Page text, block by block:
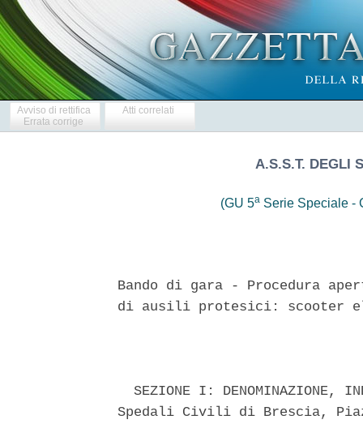
Avviso di rettifica
Errata corrige
Atti correlati
A.S.S.T. DEGLI
(GU 5a Serie Speciale -
Bando di gara - Procedura
di ausili protesici: scooter
SEZIONE I: DENOMINAZIONE,
Spedali Civili di Brescia,